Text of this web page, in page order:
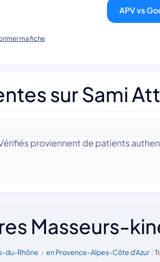
APV vs
ma fiche
sur Sami
proviennent de patients
Masseurs-
du-Rhône • en Provence-Alpes-Côte d'Azur |